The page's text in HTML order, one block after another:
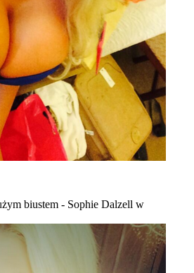
biustem - Sophie Dalzell w